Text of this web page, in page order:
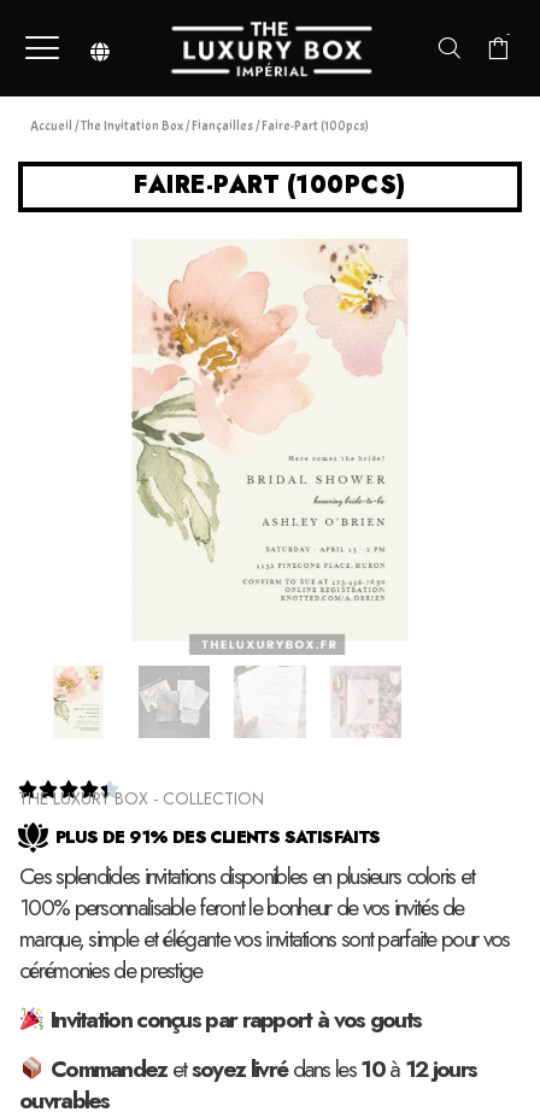
-
Accueil /The Invitation Box/Fiançailles/ Faire-Part (100pcs)
FAIRE-PART (100PCS)

THE LUXURY BOX - COLLECTION
PLUS DE 91% DES CLIENTS SATISFAITS
Ces splendides invitations disponibles en plusieurs coloris et
100% personnalisable feront le bonheur de vos invités de
marque, simple et élégante vos invitations sont parfaite pour vos
cérémonies de prestige
Invitation conçus par rapport à vos gouts
Commandezetsoyez livrédans les10à12jours
ouvrables